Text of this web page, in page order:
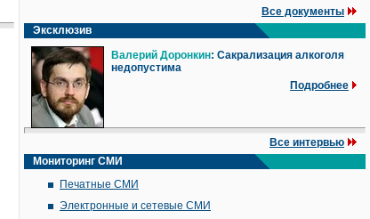
Все документы
Эксклюзив
Валерий Доронкин: Сакрализация алкоголя
недопустима
Подробнее
Все интервью
Мониторинг СМИ
Печатные СМИ
Электронные и сетевые СМИ